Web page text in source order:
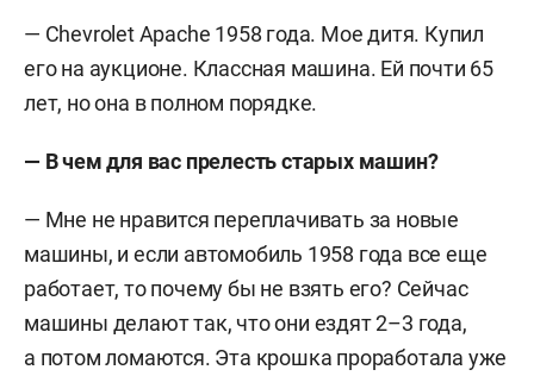
— Chevrolet Apache 1958 года. Мое дитя. Купил
его на аукционе. Классная машина. Ей почти 65
лет, но она в полном порядке.
— В чем для вас прелесть старых машин?
— Мне не нравится переплачивать за новые
машины, и если автомобиль 1958 года все еще
работает, то почему бы не взять его? Сейчас
машины делают так, что они ездят 2–3 года,
а потом ломаются. Эта крошка проработала уже